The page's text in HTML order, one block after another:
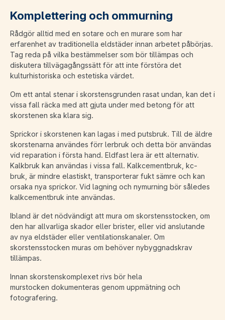
Komplettering och ommurning
Rådgör alltid med en sotare och en murare som har
erfarenhet av traditionella eldstäder innan arbetet påbörjas.
Tag reda på vilka bestämmelser som bör tillämpas och
diskutera tillvägagångssätt för att inte förstöra det
kulturhistoriska och estetiska värdet.
Om ett antal stenar i skorstensgrunden rasat undan, kan det i
vissa fall räcka med att gjuta under med betong för att
skorstenen ska klara sig.
Sprickor i skorstenen kan lagas i med putsbruk. Till de äldre
skorstenarna användes förr lerbruk och detta bör användas
vid reparation i första hand. Eldfast lera är ett alternativ.
Kalkbruk kan användas i vissa fall. Kalkcementbruk, kc-
bruk, är mindre elastiskt, transporterar fukt sämre och kan
orsaka nya sprickor. Vid lagning och nymurning bör således
kalkcementbruk inte användas.
Ibland är det nödvändigt att mura om skorstensstocken, om
den har allvarliga skador eller brister, eller vid anslutande
av nya eldstäder eller ventilationskanaler. Om
skorstensstocken muras om behöver nybyggnadskrav
tillämpas.
Innan skorstenskomplexet rivs bör hela
murstocken dokumenteras genom uppmätning och
fotografering.